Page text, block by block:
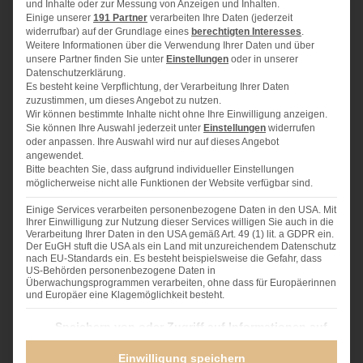
in einer Flasche von 0,5 l)
120 gMehl
60 g brauner Zucker
60 gZucker
75 gHaferflocken
50 ggebrannte Mandeln (klein gehackt)
1 TL Backpulver
1Päckchen Vanille-Zucker
1TL Zimt
1gute Msp. gemahlene Nelken, Anis und Piment
Hinzufügen
125 gButter
1 Ei (L)
und Inhalte oder zur Messung von Anzeigen und Inhalten.
Einige unserer 191 Partner verarbeiten Ihre Daten (jederzeit
widerrufbar) auf der Grundlage eines berechtigten Interesses.
Weitere Informationen über die Verwendung Ihrer Daten und über
unsere Partner finden Sie unter Einstellungen oder in unserer
Datenschutzerklärung.
Es besteht keine Verpflichtung, der Verarbeitung Ihrer Daten
zuzustimmen, um dieses Angebot zu nutzen.
Wir können bestimmte Inhalte nicht ohne Ihre Einwilligung anzeigen.
Sie können Ihre Auswahl jederzeit unter Einstellungen widerrufen
oder anpassen. Ihre Auswahl wird nur auf dieses Angebot
angewendet.
Bitte beachten Sie, dass aufgrund individueller Einstellungen
möglicherweise nicht alle Funktionen der Website verfügbar sind.
Einige Services verarbeiten personenbezogene Daten in den USA. Mit
Ihrer Einwilligung zur Nutzung dieser Services willigen Sie auch in die
Verarbeitung Ihrer Daten in den USA gemäß Art. 49 (1) lit. a GDPR ein.
Der EuGH stuft die USA als ein Land mit unzureichendem Datenschutz
nach EU-Standards ein. Es besteht beispielsweise die Gefahr, dass
US-Behörden personenbezogene Daten in
Überwachungsprogrammen verarbeiten, ohne dass für Europäerinnen
und Europäer eine Klagemöglichkeit besteht.
Im Folgenden finden Sie eine Liste der Zwecke des IAB Transparency and
Speichern von oder Zugriff auf Informationen auf
einem Endgerät
Einwilligung speichern